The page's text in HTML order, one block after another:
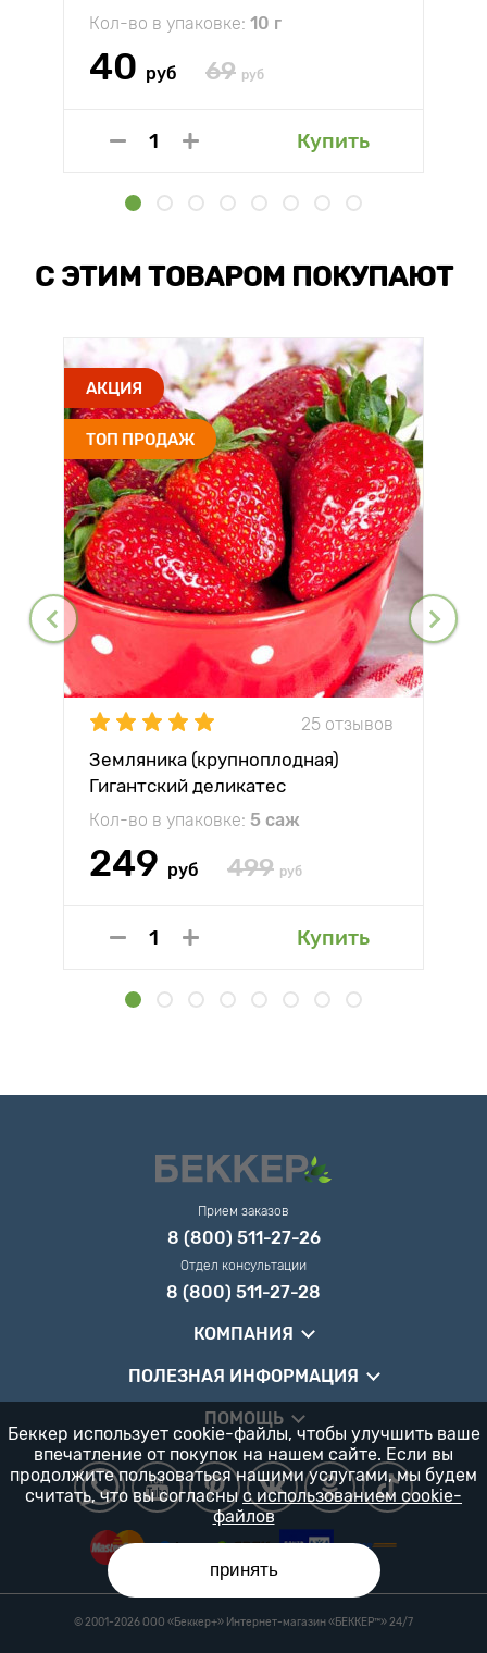
Кол-во в упаковке: 10 г
40 руб 69 руб
Купить
С ЭТИМ ТОВАРОМ ПОКУПАЮТ
АКЦИЯ
ТОП ПРОДАЖ
25 отзывов
Земляника (крупноплодная)
Гигантский деликатес
Кол-во в упаковке: 5 саж
249 руб 499 руб
Купить
Прием заказов
8 (800) 511-27-26
Отдел консультации
8 (800) 511-27-28
КОМПАНИЯ
ПОЛЕЗНАЯ ИНФОРМАЦИЯ
ПОМОЩЬ
© 2001-2026 ООО «Беккер+» Интернет-магазин «БЕККЕР™️» 24/7
Беккер использует cookie-файлы, чтобы улучшить ваше
впечатление от покупок на нашем сайте. Если вы
продолжите пользоваться нашими услугами, мы будем
считать, что вы согласны с использованием cookie-
файлов
принять